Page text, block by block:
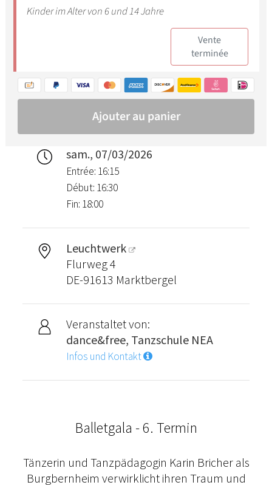
sam., 07/03/2026
Entrée: 16:15
Début: 16:30
Fin: 18:00
Leuchtwerk
Flurweg 4
DE-91613 Marktbergel
Veranstaltet von:
dance&free, Tanzschule NEA
Infos und Kontakt
Balletgala - 6. Termin
Tänzerin und Tanzpädagogin Karin Bricher als
Burgbernheim verwirklicht ihren Traum und